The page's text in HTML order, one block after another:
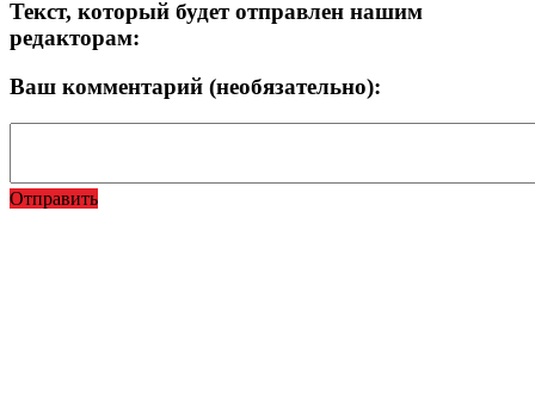
Текст, который будет отправлен нашим
редакторам:
Ваш комментарий (необязательно):
Отправить